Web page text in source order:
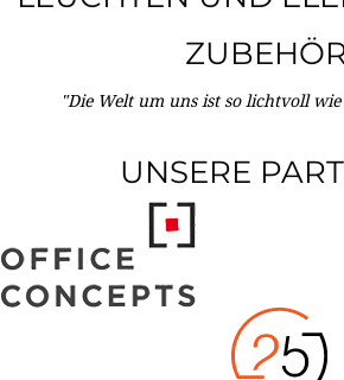
"Die Welt um uns ist so lichtvoll
UNSERE